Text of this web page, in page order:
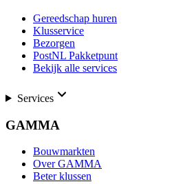
Gereedschap huren
Klusservice
Bezorgen
PostNL Pakketpunt
Bekijk alle services
Services
GAMMA
Bouwmarkten
Over GAMMA
Beter klussen